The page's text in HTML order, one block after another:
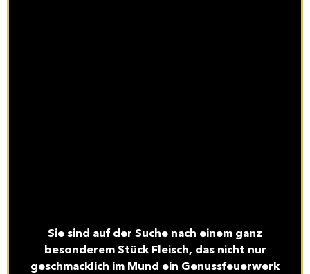
Sie sind auf der Suche nach einem ganz
besonderem Stück Fleisch, das nicht nur
geschmacklich im Mund ein Genussfeuerwerk